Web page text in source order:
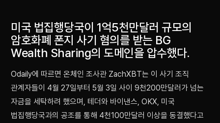
미국 법집행당국이 1억5천만달러 규모의
암호화폐 폰지 사기 혐의를 받는 BG
Wealth Sharing의 도메인을 압수했다.
Odaily에 따르면 온체인 조사관 ZachXBT는 이 사기 조직
관계자들이 4월 27일부터 5월 3일 사이 9천200만달러가 넘는
자금을 세탁하려 했으며, 테더와 바이낸스, OKX, 미국
법집행당국과의 공조를 통해 4천100만달러 이상을 동결했다고